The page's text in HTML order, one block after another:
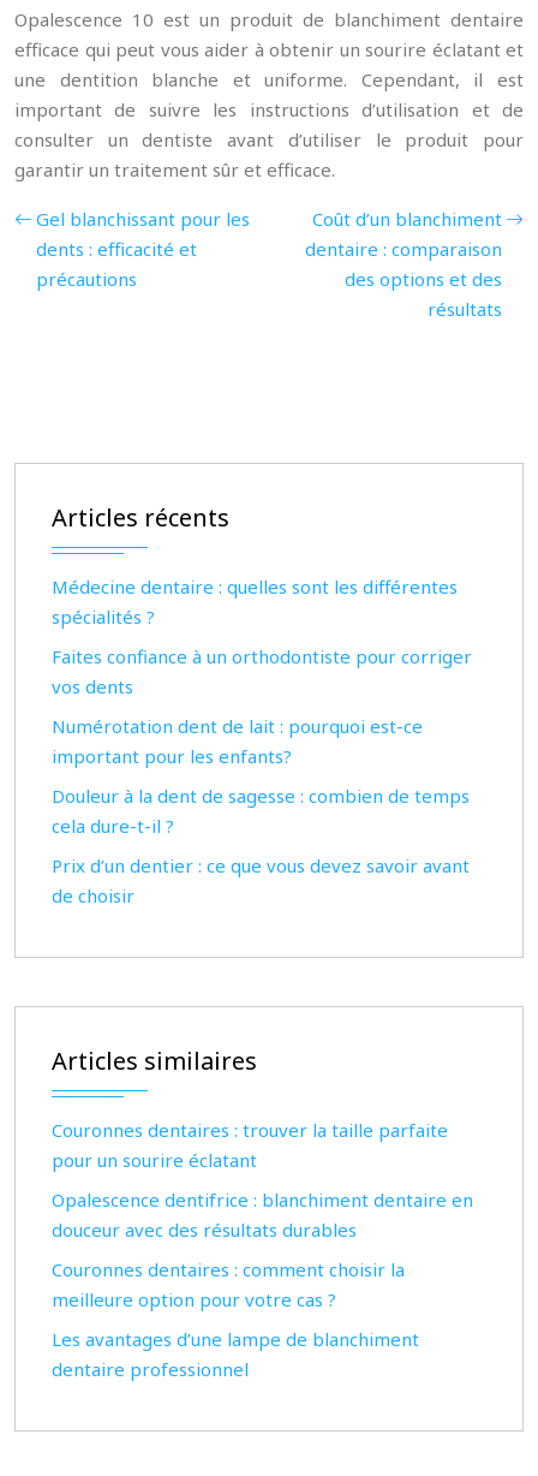
Opalescence 10 est un produit de blanchiment dentaire
efficace qui peut vous aider à obtenir un sourire éclatant et
une dentition blanche et uniforme. Cependant, il est
important de suivre les instructions d’utilisation et de
consulter un dentiste avant d’utiliser le produit pour
garantir un traitement sûr et efficace.
Gel blanchissant pour les
dents : efficacité et
précautions
Coût d’un blanchiment
dentaire : comparaison
des options et des
résultats
Articles récents
Médecine dentaire : quelles sont les différentes
spécialités ?
Faites confiance à un orthodontiste pour corriger
vos dents
Numérotation dent de lait : pourquoi est-ce
important pour les enfants?
Douleur à la dent de sagesse : combien de temps
cela dure-t-il ?
Prix d’un dentier : ce que vous devez savoir avant
de choisir
Articles similaires
Couronnes dentaires : trouver la taille parfaite
pour un sourire éclatant
Opalescence dentifrice : blanchiment dentaire en
douceur avec des résultats durables
Couronnes dentaires : comment choisir la
meilleure option pour votre cas ?
Les avantages d’une lampe de blanchiment
dentaire professionnel